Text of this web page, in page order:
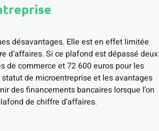
désavantages. Elle est en effet limitée
d’affaires. Si ce plafond est dépassé deux
de commerce et 72 600 euros pour les
de microentreprise et les avantages
des financements bancaires lorsque l’on
de chiffre d’affaires.